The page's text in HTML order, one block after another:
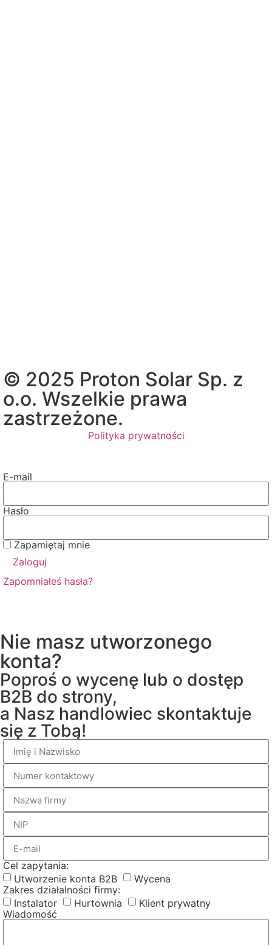
© 2025 Proton Solar Sp. z
o.o. Wszelkie prawa
zastrzeżone.
Polityka prywatności
E-mail
Hasło
Zapamiętaj mnie
Zaloguj
Zapomniałeś hasła?
Nie masz utworzonego
konta?
Poproś o wycenę lub o dostęp
B2B do strony,
a Nasz handlowiec skontaktuje
się z Tobą!
Cel zapytania:
Utworzenie konta B2B
Wycena
Zakres działalności firmy:
Instalator
Hurtownia
Klient prywatny
Wiadomość